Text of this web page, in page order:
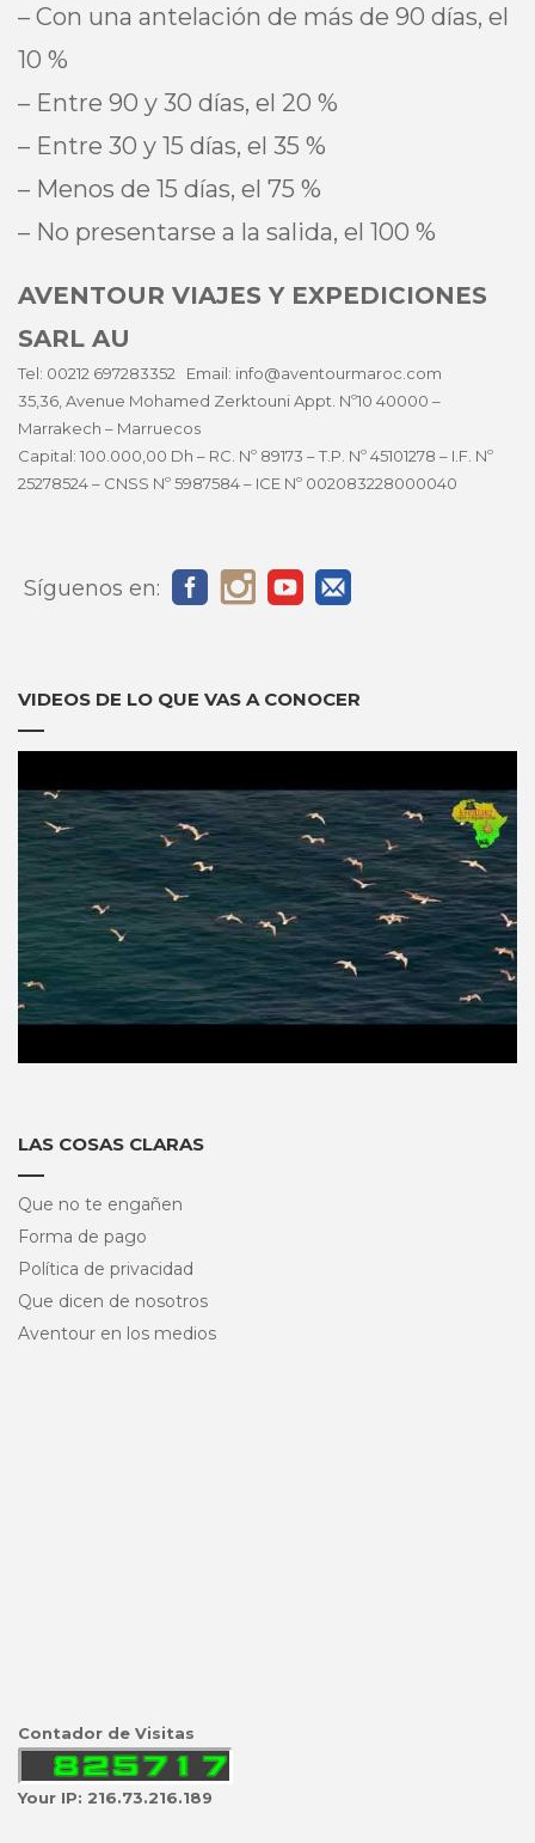
– Con una antelación de más de 90 días, el
10 %
– Entre 90 y 30 días, el 20 %
– Entre 30 y 15 días, el 35 %
– Menos de 15 días, el 75 %
– No presentarse a la salida, el 100 %
AVENTOUR VIAJES Y EXPEDICIONES
SARL AU
Tel: 00212 697283352 Email: info@aventourmaroc.com
35,36, Avenue Mohamed Zerktouni Appt. Nº10 40000 –
Marrakech – Marruecos
Capital: 100.000,00 Dh – RC. Nº 89173 – T.P. Nº 45101278 – I.F. Nº
25278524 – CNSS Nº 5987584 – ICE Nº 002083228000040
Síguenos en:
VIDEOS DE LO QUE VAS A CONOCER
LAS COSAS CLARAS
Que no te engañen
Forma de pago
Política de privacidad
Que dicen de nosotros
Aventour en los medios
Contador de Visitas
Your IP: 216.73.216.189